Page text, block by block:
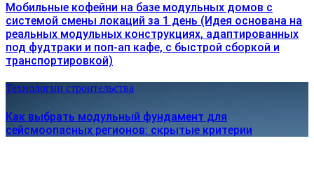
Мобильные кофейни на базе модульных домов с
системой смены локаций за 1 день (Идея основана на
реальных модульных конструкциях, адаптированных
под фудтраки и поп-ап кафе, с быстрой сборкой и
транспортировкой)
Технологии строительства
Как выбрать модульный фундамент для
сейсмоопасных регионов: скрытые критерии